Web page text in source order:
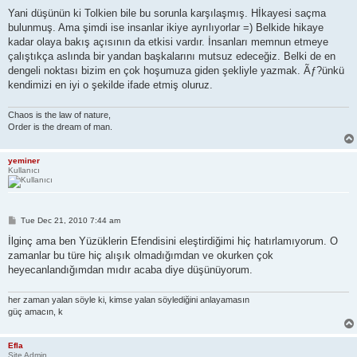
Yani düşünün ki Tolkien bile bu sorunla karşılaşmış. Hİkayesi saçma
bulunmuş. Ama şimdi ise insanlar ikiye ayrılıyorlar =) Belkide hikaye
kadar olaya bakış açısının da etkisi vardır. İnsanları memnun etmeye
çalıştıkça aslında bir yandan başkalarını mutsuz edeceğiz. Belki de en
dengeli noktası bizim en çok hoşumuza giden şekliyle yazmak. Ãƒ?ünkü
kendimizi en iyi o şekilde ifade etmiş oluruz.
Chaos is the law of nature,
Order is the dream of man.
yeminer
Kullanıcı
P
s
t
Tue Dec 21, 2010 7:44 am
İlginç ama ben Yüzüklerin Efendisini eleştirdiğimi hiç hatırlamıyorum. O
zamanlar bu türe hiç alışık olmadığımdan ve okurken çok
heyecanlandığımdan mıdır acaba diye düşünüyorum.
her zaman yalan söyle ki, kimse yalan söylediğini anlayamasın
güç amacın, k
Efla
Site Admin